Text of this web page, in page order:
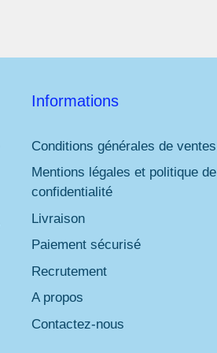
Informations
Conditions générales de ventes
Mentions légales et politique de
confidentialité
Livraison
Paiement sécurisé
Recrutement
A propos
Contactez-nous